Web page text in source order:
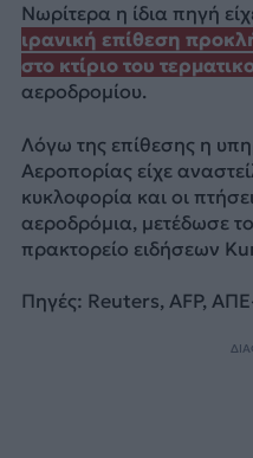
Νωρίτερα η ίδια πηγή
ιρανική επίθεση
στο κτίριο του
αεροδρομίου.
Λόγω της επίθεσης η
Αεροπορίας είχε
κυκλοφορία και οι
αεροδρόμια, μετέδωσε
πρακτορείο ειδήσεων
Πηγές: Reuters, AFP,